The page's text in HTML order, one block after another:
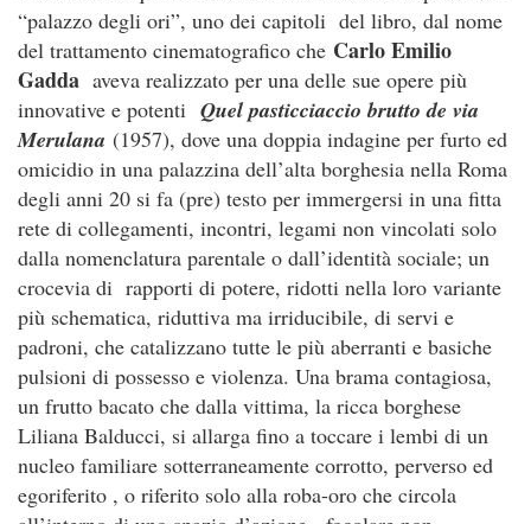
“palazzo degli ori”, uno dei capitoli del libro, dal nome
del trattamento cinematografico che Carlo Emilio
Gadda aveva realizzato per una delle sue opere più
innovative e potenti Quel pasticciaccio brutto de via
Merulana (1957), dove una doppia indagine per furto ed
omicidio in una palazzina dell’alta borghesia nella Roma
degli anni 20 si fa (pre) testo per immergersi in una fitta
rete di collegamenti, incontri, legami non vincolati solo
dalla nomenclatura parentale o dall’identità sociale; un
crocevia di rapporti di potere, ridotti nella loro variante
più schematica, riduttiva ma irriducibile, di servi e
padroni, che catalizzano tutte le più aberranti e basiche
pulsioni di possesso e violenza. Una brama contagiosa,
un frutto bacato che dalla vittima, la ricca borghese
Liliana Balducci, si allarga fino a toccare i lembi di un
nucleo familiare sotterraneamente corrotto, perverso ed
egoriferito , o riferito solo alla roba-oro che circola